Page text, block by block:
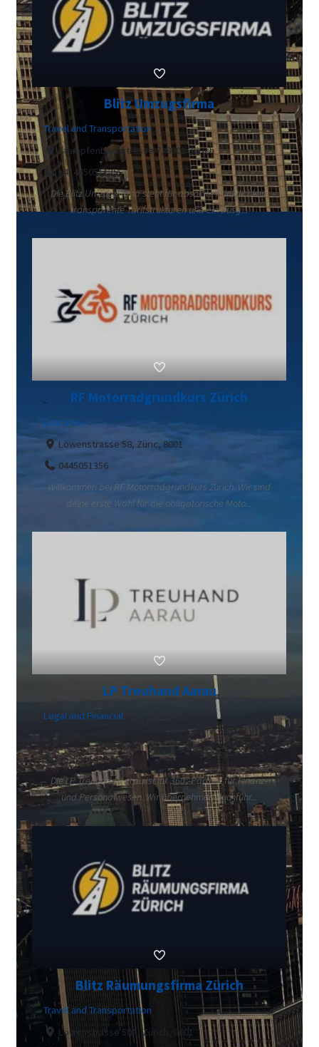
Blitz Umzugsfirma
Travel and Transportation
Stampfenbachstrasse 7, 8001 Zürich
+41445051135
Die Blitz Umzugsfirma steht für absolute Pünktlichkeit,
transparente Tarifstrukturen und ein ausg...
RF Motorradgrundkurs Zürich
Education
Löwenstrasse 58, Züric, 8001
0445051356
Willkommen bei RF Motorradgrundkurs Zürich. Wir sind
deine erste Wahl für die obligatorische Moto...
LP Treuhand Aarau
Legal and Financial
Bahnhofstrasse 3, Aarau, 5000
0625391430
Die LP Treuhand Aarau ist Ihr 360°-Partner für Finanz-
und Personalwesen. Wir übernehmen Buchführ...
Blitz Räumungsfirma Zürich
Travel and Transportation
Löwenstrasse 50A, Zürich, 8001